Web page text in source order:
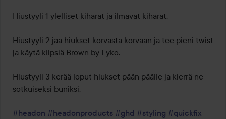
Hiustyyli 1 ylelliset kiharat ja ilmavat kiharat.
Hiustyyli 2 jaa hiukset korvasta korvaan ja tee pieni twist
ja käytä klipsiä Brown by Lyko.
Hiustyyli 3 kerää loput hiukset pään päälle ja kierrä ne
sotkuiseksi buniksi.
#headon #headonproducts #ghd #styling #quickfix